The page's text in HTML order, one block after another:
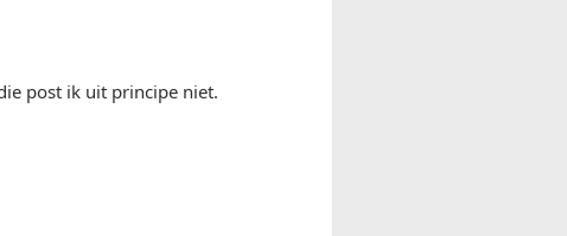
post ik uit principe niet.